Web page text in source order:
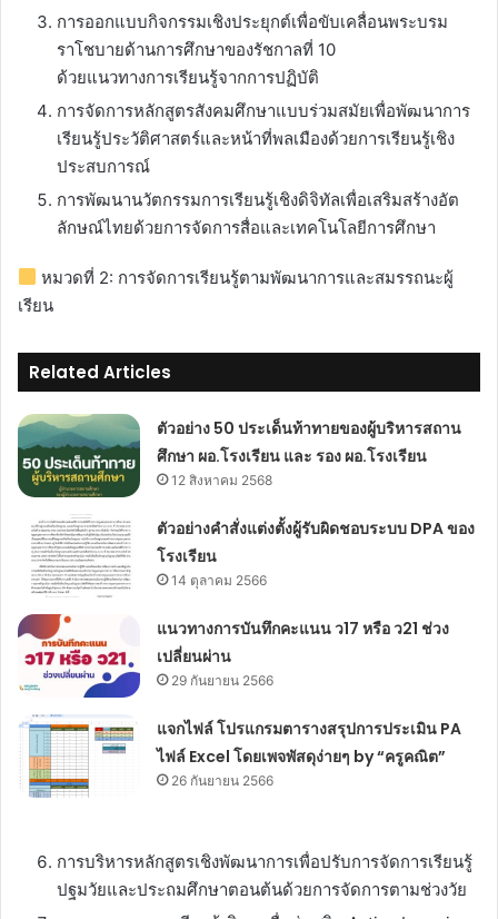
การออกแบบกิจกรรมเชิงประยุกต์เพื่อขับเคลื่อนพระบรม
ราโชบายด้านการศึกษาของรัชกาลที่ 10
ด้วยแนวทางการเรียนรู้จากการปฏิบัติ
การจัดการหลักสูตรสังคมศึกษาแบบร่วมสมัยเพื่อพัฒนาการ
เรียนรู้ประวัติศาสตร์และหน้าที่พลเมืองด้วยการเรียนรู้เชิง
ประสบการณ์
การพัฒนานวัตกรรมการเรียนรู้เชิงดิจิทัลเพื่อเสริมสร้างอัต
ลักษณ์ไทยด้วยการจัดการสื่อและเทคโนโลยีการศึกษา
หมวดที่ 2: การจัดการเรียนรู้ตามพัฒนาการและสมรรถนะผู้
เรียน
Related Articles
ตัวอย่าง 50 ประเด็นท้าทายของผู้บริหารสถาน
ศึกษา ผอ.โรงเรียน และ รอง ผอ.โรงเรียน
12 สิงหาคม 2568
ตัวอย่างคำสั่งแต่งตั้งผู้รับผิดชอบระบบ DPA ของ
โรงเรียน
14 ตุลาคม 2566
แนวทางการบันทึกคะแนน ว17 หรือ ว21 ช่วง
เปลี่ยนผ่าน
29 กันยายน 2566
แจกไฟล์ โปรแกรมตารางสรุปการประเมิน PA
ไฟล์ Excel โดยเพจพัสดุง่ายๆ by “ครูคณิต”
26 กันยายน 2566
การบริหารหลักสูตรเชิงพัฒนาการเพื่อปรับการจัดการเรียนรู้
ปฐมวัยและประถมศึกษาตอนต้นด้วยการจัดการตามช่วงวัย